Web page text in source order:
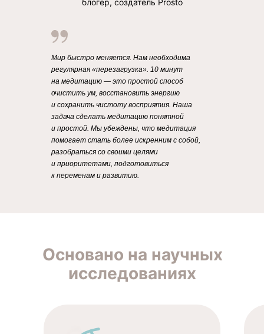
Мир быстро меняется. Нам необходима
регулярная «перезагрузка». 10 минут
на медитацию — это простой способ
очистить ум, восстановить энергию
и сохранить чистоту восприятия. Наша
задача сделать медитацию понятной
и простой. Мы убеждены, что медитация
помогает стать более искренним с собой,
разобраться со своими целями
и приоритетами, подготовиться
к переменам и развитию.
блогер, создатель Prosto
Основано на научных
исследованиях